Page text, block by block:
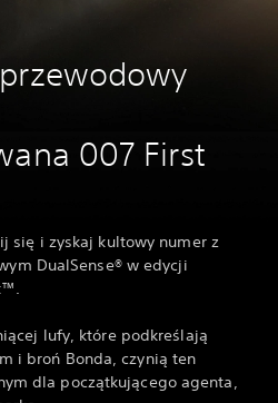
007 First
się i zyskaj kultowy numer z
DualSense® w edycji
lufy, które podkreślają
i broń Bonda, czynią ten
dla początkującego agenta,